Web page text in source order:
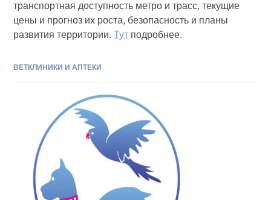
транспортная доступность метро и трасс, текущие
цены и прогноз их роста, безопасность и планы
развития территории.Тут подробнее.
ВЕТКЛИНИКИ И АПТЕКИ